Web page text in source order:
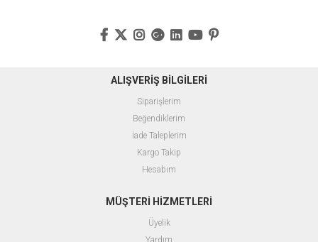
ALIŞVERİŞ BİLGİLERİ
Siparişlerim
Beğendiklerim
İade Taleplerim
Kargo Takip
Hesabım
MÜŞTERİ HİZMETLERİ
Üyelik
Yardım